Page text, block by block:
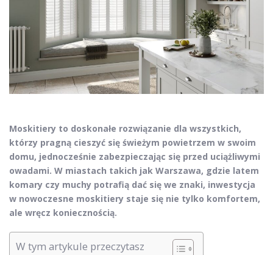
Moskitiery to doskonałe rozwiązanie dla wszystkich,
którzy pragną cieszyć się świeżym powietrzem w swoim
domu, jednocześnie zabezpieczając się przed uciążliwymi
owadami. W miastach takich jak Warszawa, gdzie latem
komary czy muchy potrafią dać się we znaki, inwestycja
w nowoczesne moskitiery staje się nie tylko komfortem,
ale wręcz koniecznością.
W tym artykule przeczytasz